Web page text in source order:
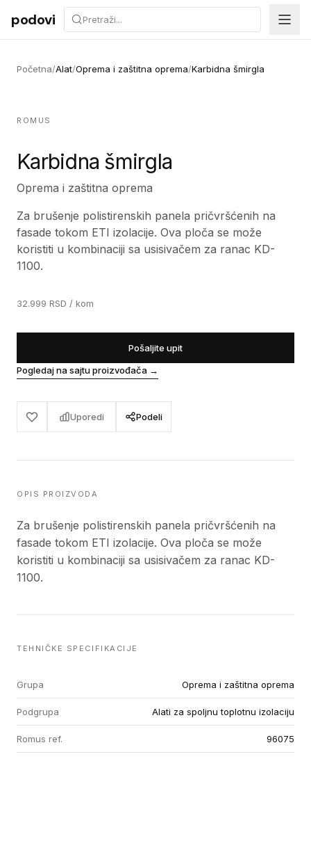
Preskoči na sadržaj
podovi
Početna/Alat/Oprema i zaštitna oprema/Karbidna šmirgla
ROMUS
Karbidna šmirgla
Oprema i zaštitna oprema
Za brušenje polistirenskih panela pričvršćenih na
fasade tokom ETI izolacije. Ova ploča se može
koristiti u kombinaciji sa usisivačem za ranac KD-
1100.
32.999 RSD / kom
Pošaljite upit
Pogledaj na sajtu proizvođača →
Uporedi Podeli
OPIS PROIZVODA
Za brušenje polistirenskih panela pričvršćenih na
fasade tokom ETI izolacije. Ova ploča se može
koristiti u kombinaciji sa usisivačem za ranac KD-
1100.
TEHNIČKE SPECIFIKACIJE
Grupa Oprema i zaštitna oprema
Podgrupa Alati za spoljnu toplotnu izolaciju
Romus ref. 96075